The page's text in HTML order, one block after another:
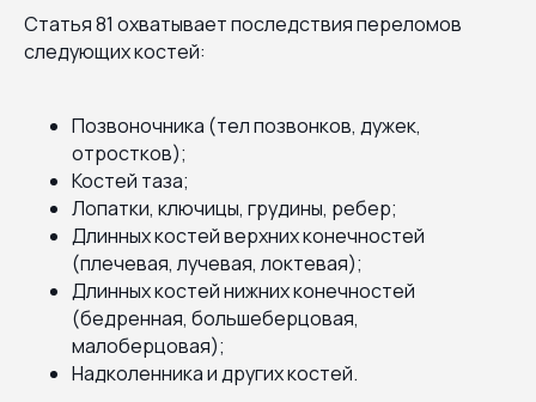
Статья 81 охватывает последствия переломов
следующих костей:
Позвоночника (тел позвонков, дужек,
отростков);
Костей таза;
Лопатки, ключицы, грудины, ребер;
Длинных костей верхних конечностей
(плечевая, лучевая, локтевая);
Длинных костей нижних конечностей
(бедренная, большеберцовая,
малоберцовая);
Надколенника и других костей.